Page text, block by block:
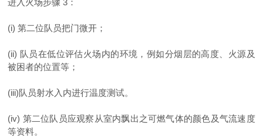
进入火场步骤 3 ：
(i)第二位队员把门微开；
(ii) 队员在低位评估火场内的环境，例如分烟层的高度、火源及
被困者的位置等；
(iii)队员射水入内进行温度测试。
(iv) 第二位队员应观察从室内飘出之可燃气体的颜色及气流速度
等资料。